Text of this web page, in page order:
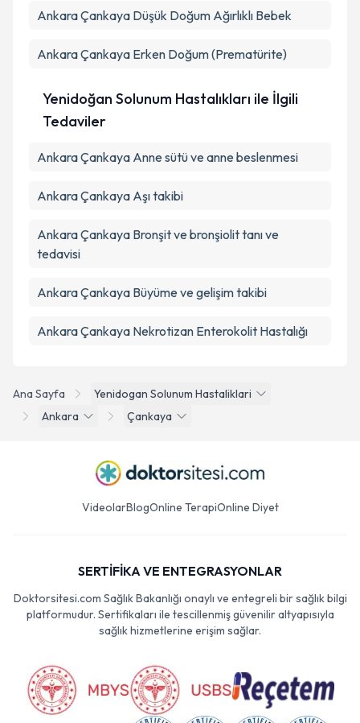
Ana Sayfa
Yenidogan Solunum Hastaliklari
Ankara
Çankaya
Ankara Çankaya Düşük Doğum Ağırlıklı Bebek
Ankara Çankaya Erken Doğum (Prematürite)
Yenidoğan Solunum Hastalıkları ile İlgili
Tedaviler
Ankara Çankaya Anne sütü ve anne beslenmesi
Ankara Çankaya Aşı takibi
Ankara Çankaya Bronşit ve bronşiolit tanı ve
tedavisi
Ankara Çankaya Büyüme ve gelişim takibi
Ankara Çankaya Nekrotizan Enterokolit Hastalığı
VideolarBlogOnline TerapiOnline Diyet
SERTİFİKA VE ENTEGRASYONLAR
Doktorsitesi.com Sağlık Bakanlığı onaylı ve entegreli bir sağlık bilgi
platformudur. Sertifikaları ile tescillenmiş güvenilir altyapısıyla
sağlık hizmetlerine erişim sağlar.